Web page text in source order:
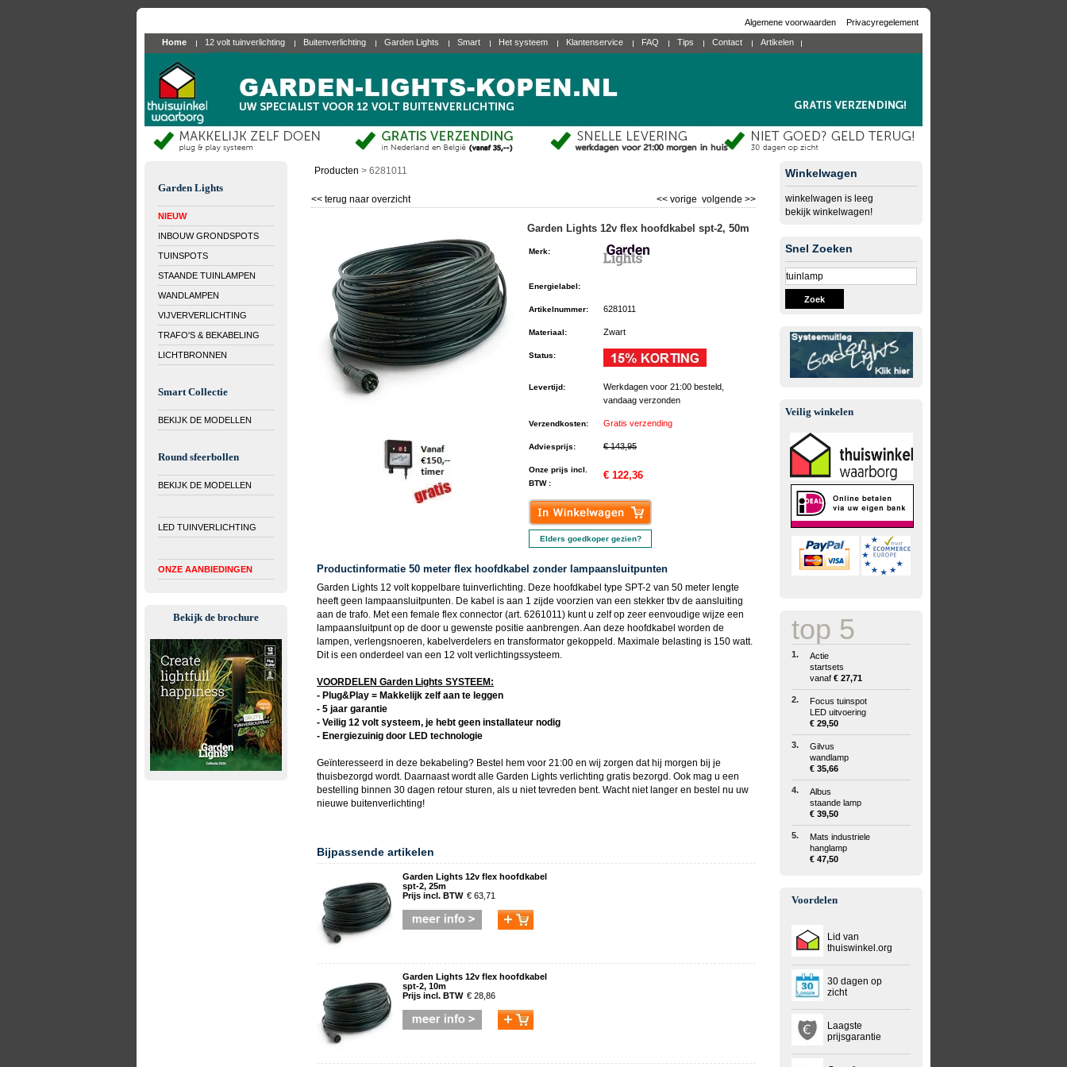
Algemene voorwaarden Privacyregelement
Home 12 volt tuinverlichting Buitenverlichting Garden Lights Smart Het systeem Klantenservice FAQ Tips Contact Artikelen
Garden Lights
NIEUW
INBOUW GRONDSPOTS
TUINSPOTS
STAANDE TUINLAMPEN
WANDLAMPEN
VIJVERVERLICHTING
TRAFO'S & BEKABELING
LICHTBRONNEN
Smart Collectie
BEKIJK DE MODELLEN
Round sfeerbollen
BEKIJK DE MODELLEN
LED TUINVERLICHTING
ONZE AANBIEDINGEN
Bekijk de brochure
Producten > 6281011
<< terug naar overzicht volgende >>
<< vorige
Garden Lights 12v flex hoofdkabel spt-2, 50m
Merk:
Energielabel:
Artikelnummer: 6281011
Materiaal: Zwart
Status:
Levertijd:
Werkdagen voor 21:00 besteld,
vandaag verzonden
Verzendkosten: Gratis verzending
Adviesprijs: € 143,95
Onze prijs incl.
BTW :
€ 122,36
Elders goedkoper gezien?
Productinformatie 50 meter flex hoofdkabel zonder lampaansluitpunten
Garden Lights 12 volt koppelbare tuinverlichting. Deze hoofdkabel type SPT-2 van 50 meter lengte
heeft geen lampaansluitpunten. De kabel is aan 1 zijde voorzien van een stekker tbv de aansluiting
aan de trafo. Met een female flex connector (art. 6261011) kunt u zelf op zeer eenvoudige wijze een
lampaansluitpunt op de door u gewenste positie aanbrengen. Aan deze hoofdkabel worden de
lampen, verlengsnoeren, kabelverdelers en transformator gekoppeld. Maximale belasting is 150 watt.
Dit is een onderdeel van een 12 volt verlichtingssysteem.
VOORDELEN Garden Lights SYSTEEM:
- Plug&Play = Makkelijk zelf aan te leggen
- 5 jaar garantie
- Veilig 12 volt systeem, je hebt geen installateur nodig
- Energiezuinig door LED technologie
Geïnteresseerd in deze bekabeling? Bestel hem voor 21:00 en wij zorgen dat hij morgen bij je
thuisbezorgd wordt. Daarnaast wordt alle Garden Lights verlichting gratis bezorgd. Ook mag u een
bestelling binnen 30 dagen retour sturen, als u niet tevreden bent. Wacht niet langer en bestel nu uw
nieuwe buitenverlichting!
Bijpassende artikelen
Garden Lights 12v flex hoofdkabel
spt-2, 25m
Prijs incl. BTW € 63,71
Garden Lights 12v flex hoofdkabel
spt-2, 10m
Prijs incl. BTW € 28,86
Winkelwagen
winkelwagen is leeg
bekijk winkelwagen!
Snel Zoeken
Zoek
Veilig winkelen
top 5
1.
Actie
startsets
vanaf € 27,71
2.
Focus tuinspot
LED uitvoering
€ 29,50
3.
Gilvus
wandlamp
€ 35,66
4.
Albus
staande lamp
€ 39,50
5.
Mats industriele
hanglamp
€ 47,50
Voordelen
Lid van
thuiswinkel.org
30 dagen op
zicht
Laagste
prijsgarantie